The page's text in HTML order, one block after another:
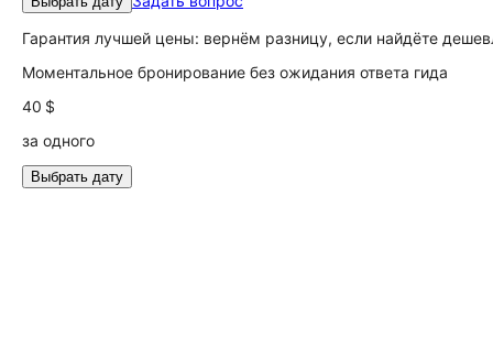
Гарантия лучшей цены: вернём разницу, если найдёте
Моментальное бронирование без ожидания ответа гида
40 $
за одного
Выбрать дату